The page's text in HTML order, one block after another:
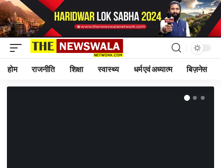
होम राजनीति शिक्षा स्वास्थ्य धर्म एवं अध्यात्म बिज़नेस